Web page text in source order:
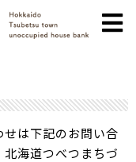
は下記のお問い合
海道つべつまちづ